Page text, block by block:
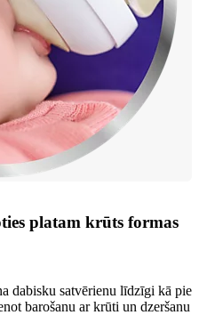
platam krūts formas
dabisku satvērienu līdzīgi kā pie
barošanu ar krūti un dzeršanu